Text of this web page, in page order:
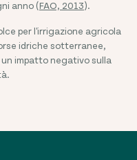
anno (FAO, 2013).
per l'irrigazione agricola
idriche sotterranee,
impatto negativo sulla